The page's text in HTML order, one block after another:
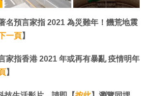
名預言家指 2021 為災難年！饑荒地震
一頁】
家指香港 2021 年或再有暴亂 疫情明年
】